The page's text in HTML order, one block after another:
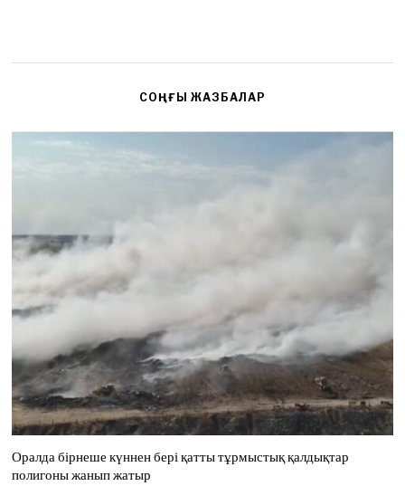
СОҢҒЫ ЖАЗБАЛАР
Оралда бірнеше күннен бері қатты тұрмыстық қалдықтар
полигоны жанып жатыр